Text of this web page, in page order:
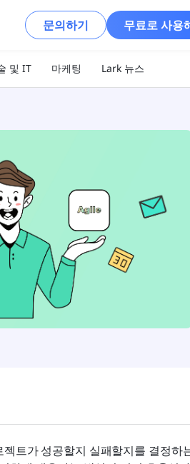
문의하기 무료로 사용
및 IT 마케팅 Lark 뉴스
트가 성공할지 실패할지를 결정하